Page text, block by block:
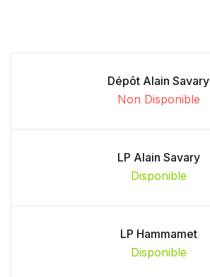
Dépôt Alain Savary
Non Disponible
LP Alain Savary
Disponible
LP Hammamet
Disponible